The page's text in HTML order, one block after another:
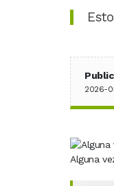
2026-
Alguna